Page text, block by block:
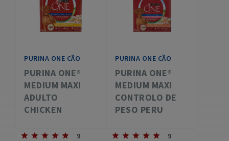
PURINA ONE CÃO
PURINA ONE®
MEDIUM MAXI
ADULTO
CHICKEN
9
PURINA ONE CÃO
PURINA ONE®
MEDIUM MAXI
CONTROLO DE
PESO PERU
9